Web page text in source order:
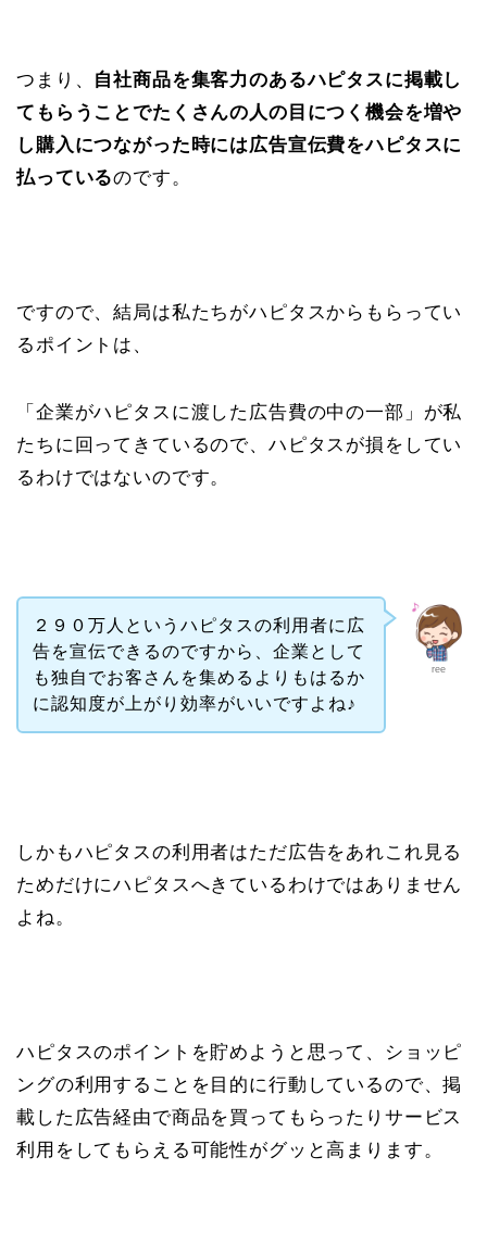
つまり、 自社商品を集客力のあるハピタスに掲載し
てもらうことでたくさんの人の目につく機会を増や
し購入につながった時には広告宣伝費をハピタスに
払っているのです。
ですので、結局は私たちがハピタスからもらってい
るポイントは、
「企業がハピタスに渡した広告費の中の一部」が私
たちに回ってきているので、ハピタスが損をしてい
るわけではないのです。
ree
２９０万人というハピタスの利用者に広
告を宣伝できるのですから、企業として
も独自でお客さんを集めるよりもはるか
に認知度が上がり効率がいいですよね♪
しかもハピタスの利用者はただ広告をあれこれ見る
ためだけにハピタスへきているわけではありません
よね。
ハピタスのポイントを貯めようと思って、ショッピ
ングの利用することを目的に行動しているので、掲
載した広告経由で商品を買ってもらったりサービス
利用をしてもらえる可能性がグッと高まります。